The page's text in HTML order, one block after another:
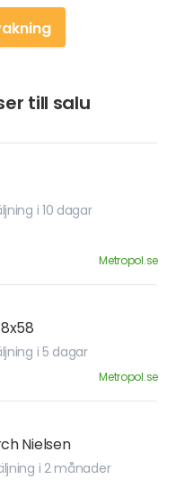
till salu
i 10 dagar
Metropol.se
i 5 dagar
Metropol.se
Nielsen
i 2 månader